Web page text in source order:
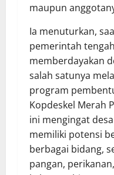
maupun
Ia menuturkan,
pemerintah
memberdayakan
salah satunya
program
Kopdeskel Merah
ini mengingat desa
memiliki potensi
berbagai bidang,
pangan, perikanan,